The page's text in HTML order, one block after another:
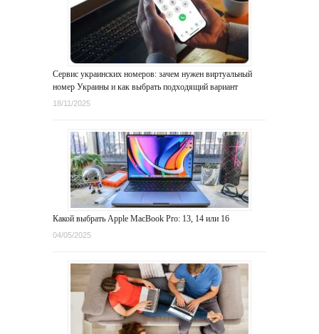
Сервис украинских номеров: зачем нужен виртуальный
номер Украины и как выбрать подходящий вариант
18/11/2025
Какой выбрать Apple MacBook Pro: 13, 14 или 16
04/05/2025